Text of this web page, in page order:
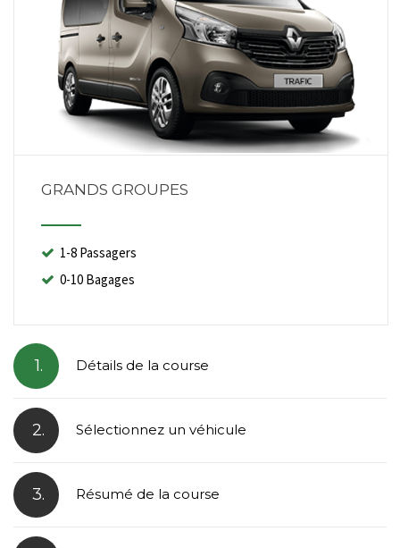
GRANDS GROUPES
1-8 Passagers
0-10 Bagages
1. Détails de la course
2. Sélectionnez un véhicule
3. Résumé de la course